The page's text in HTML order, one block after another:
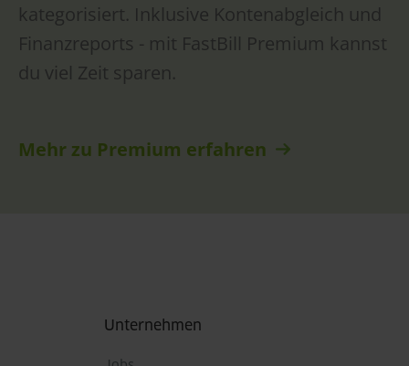
kategorisiert. Inklusive Kontenabgleich und
Finanzreports - mit FastBill Premium kannst
du viel Zeit sparen.
Mehr zu Premium erfahren
Unternehmen